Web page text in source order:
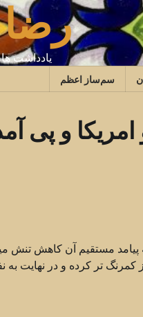
یادداشت
سم‌ساز اعظم
و پی
مستقیم آن کاهش تنش
تر کرده و در نهایت به